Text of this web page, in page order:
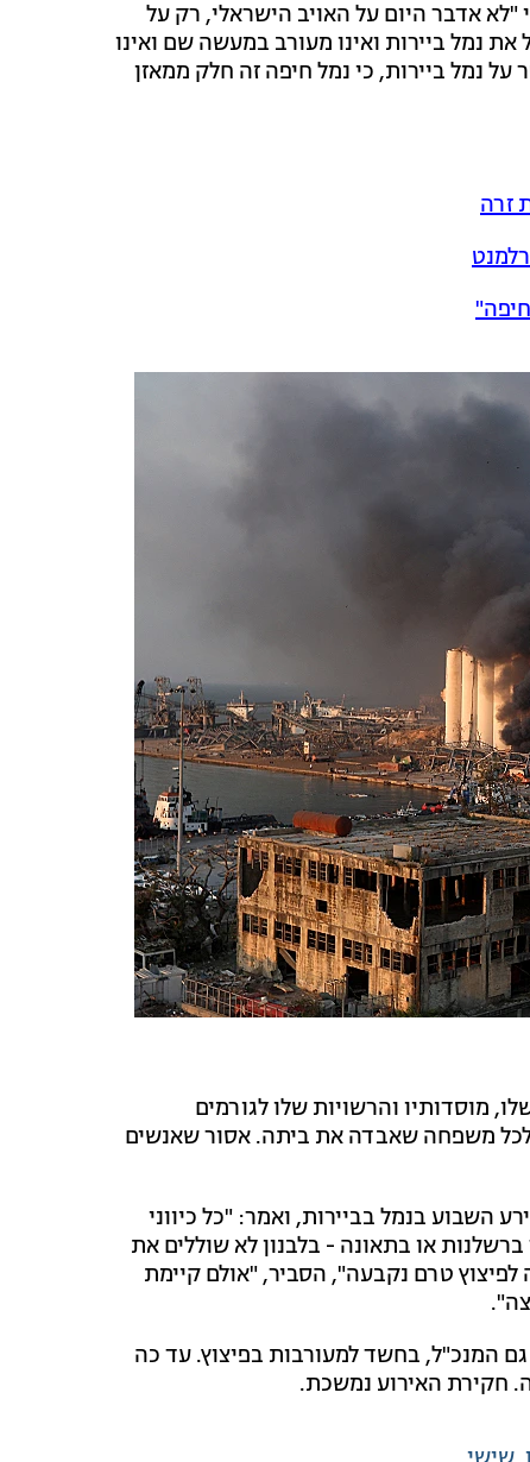
אדבר היום על האויב הישראלי, רק על
נמל ביירות ואינו מעורב במעשה שם ואינו
נמל ביירות, כי נמל חיפה זה חלק ממאזן
זרה
מוסדותיו והרשויות שלו לגורמים
לכל משפחה שאבדה את ביתה. אסור שאנשים
השבוע בנמל בביירות, ואמר: "כל כיווני
או בתאונה - בלבנון לא שוללים את
לפיצוץ טרם נקבעה", הסביר, "אולם קיימת
בביירות - בהם גם המנכ"ל, בחשד למעורבות בפיצוץ. עד כה